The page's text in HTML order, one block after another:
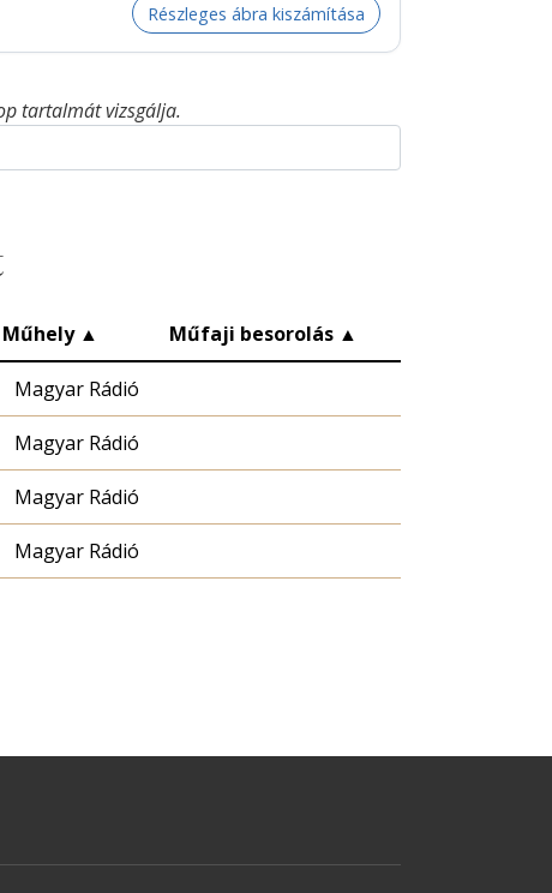
Részleges ábra kiszámítása
tartalmát vizsgálja.
Műhely ▲ Műfaji besorolás ▲
Magyar Rádió
Magyar Rádió
Magyar Rádió
Magyar Rádió